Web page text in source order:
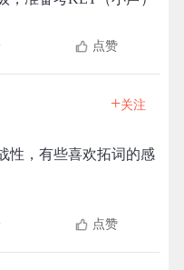
点赞
+关注
性，有些喜欢拓词的感
点赞